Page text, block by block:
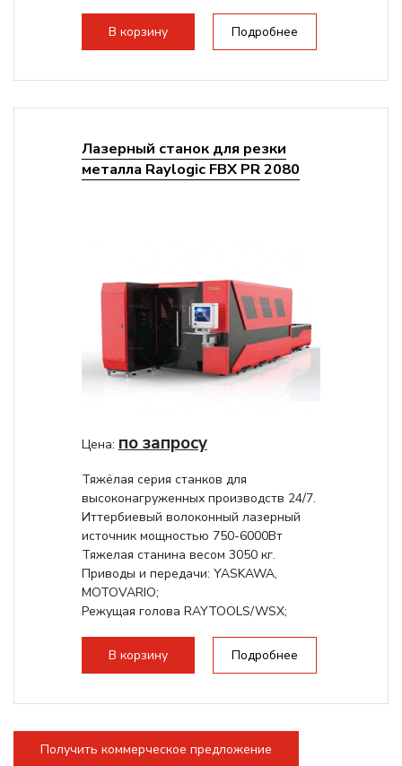
В корзину Подробнее
Лазерный станок для резки
металла Raylogic FBX PR 2080
Цена: по запросу
Тяжёлая серия станков для
высоконагруженных производств 24/7.
Иттербиевый волоконный лазерный
источник мощностью 750-6000Вт
Тяжелая станина весом 3050 кг.
Приводы и передачи: YASKAWA,
MOTOVARIO;
Режущая голова RAYTOOLS/WSX;
В корзину Подробнее
Получить коммерческое предложение